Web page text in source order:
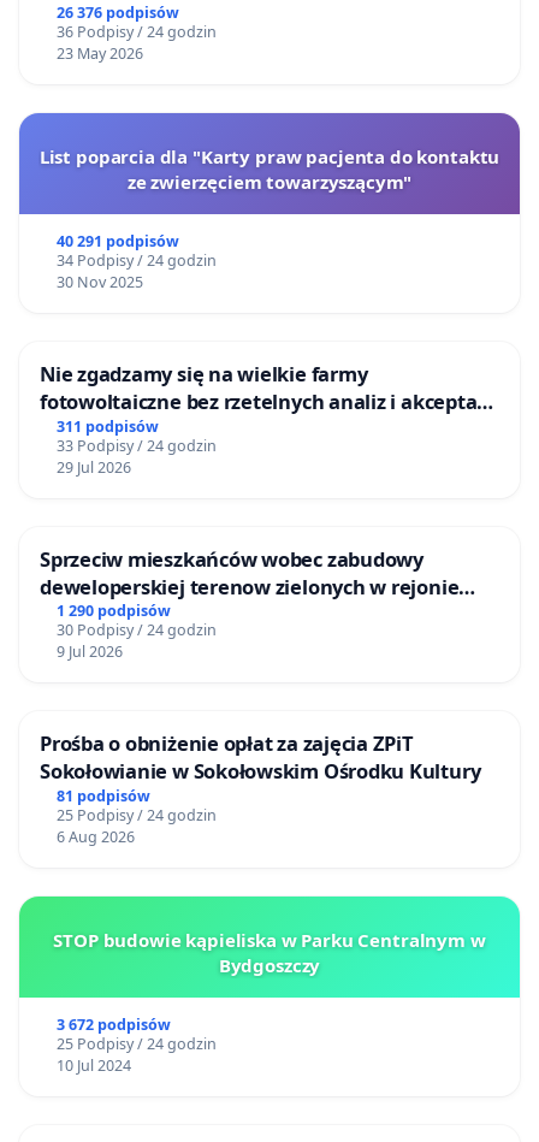
26 376 podpisów
36 Podpisy / 24 godzin
23 May 2026
List poparcia dla "Karty praw pacjenta do kontaktu
ze zwierzęciem towarzyszącym"
40 291 podpisów
34 Podpisy / 24 godzin
30 Nov 2025
Nie zgadzamy się na wielkie farmy
fotowoltaiczne bez rzetelnych analiz i akceptacji
mieszkańców
311 podpisów
33 Podpisy / 24 godzin
29 Jul 2026
Sprzeciw mieszkańców wobec zabudowy
deweloperskiej terenow zielonych w rejonie
Bulwarów Straceńskich w Bielsku-Białej
1 290 podpisów
30 Podpisy / 24 godzin
9 Jul 2026
Prośba o obniżenie opłat za zajęcia ZPiT
Sokołowianie w Sokołowskim Ośrodku Kultury
81 podpisów
25 Podpisy / 24 godzin
6 Aug 2026
STOP budowie kąpieliska w Parku Centralnym w
Bydgoszczy
3 672 podpisów
25 Podpisy / 24 godzin
10 Jul 2024